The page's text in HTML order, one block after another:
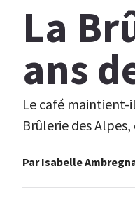
La
ans
Le café maintient-
Brûlerie des
Par Isabelle